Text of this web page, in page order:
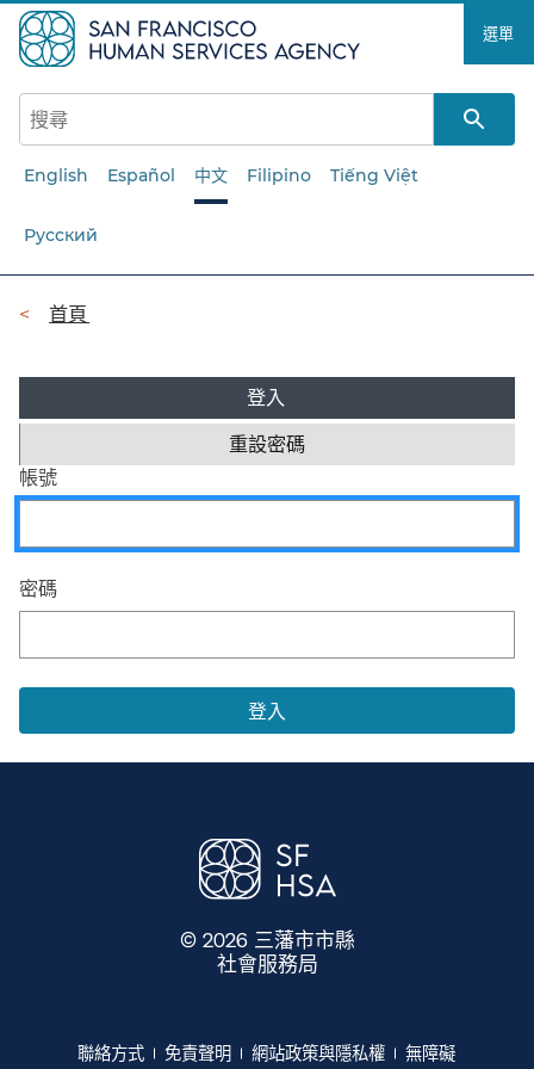
至
主
要
選單​​
English Español 中文 Filipino Tiếng Việt
Русский
導首頁​​
要
標
籤​​
登入
用
中
標
重設密碼​​
帳號​​
密碼​​
© 2026 三藩市市縣
社會服務局
聯絡方式​​ 免責聲明​​ 網站政策與隱私權​​ 無障礙​​